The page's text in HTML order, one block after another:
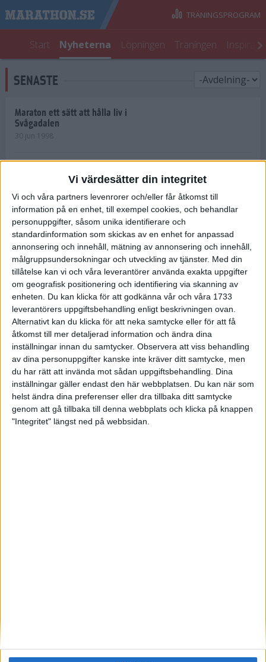
Vi värdesätter din integritet
Vi och våra partners levenrorer och/eller får åtkomst till
information på en enhet, till exempel cookies, och behandlar
personuppgifter, såsom unika identifierare och
standardinformation som skickas av en enhet for anpassad
annonsering och innehåll, mätning av annonsering och innehåll,
målgruppsundersokningar och utveckling av tjänster. Med din
tillåtelse kan vi och våra leverantörer använda exakta uppgifter
om geografisk positionering och identifiering via skanning av
enheten. Du kan klicka för att godkänna vår och våra 1733
leverantörers uppgiftsbehandling enligt beskrivningen ovan.
Alternativt kan du klicka för att neka samtycke eller för att få
åtkomst till mer detaljerad information och ändra dina
inställningar innan du samtycker. Observera att viss behandling
av dina personuppgifter kanske inte kräver ditt samtycke, men
du har rätt att invända mot sådan uppgiftsbehandling. Dina
inställningar gäller endast den här webbplatsen. Du kan när som
helst ändra dina preferenser eller dra tillbaka ditt samtycke
genom att gå tillbaka till denna webbplats och klicka på knappen
"Integritet" längst ned på webbsidan.
Start Nyheterna Löpningen Träningen
TRÄNINGSPROGRAM
SENASTE
Maraton ett sätt att hålla liv i
Svågadalen
30 jun 1998
Norrlänningar firade semester i
Strängnäs
28 jun 1998
Maratonlöparna bäst i Trosa
I år fick Andervang kransen
27 jun 1998
Intresset ökar för Lidingöloppet
26 jun 1998
Värmemara
väntarvärldsmästaraspiranter
24 jun 1998
ASIEN